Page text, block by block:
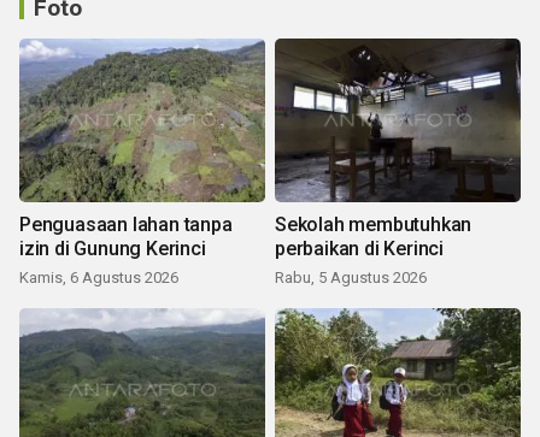
Foto
Penguasaan lahan tanpa
izin di Gunung Kerinci
Kamis, 6 Agustus 2026
Sekolah membutuhkan
perbaikan di Kerinci
Rabu, 5 Agustus 2026